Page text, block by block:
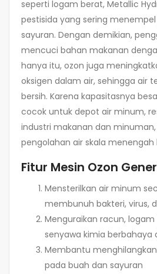
seperti logam berat, Metallic
pestisida yang sering
sayuran. Dengan demikian,
mencuci bahan makanan
hanya itu, ozon juga
oksigen dalam air, sehingga air
bersih. Karena kapasitasnya
cocok untuk depot air minum,
industri makanan dan
pengolahan air skala menengah
Fitur Mesin Ozon
Mensterilkan air minum
membunuh bakteri, virus,
Menguraikan racun,
senyawa kimia berbahaya
Membantu
pada buah dan sayuran